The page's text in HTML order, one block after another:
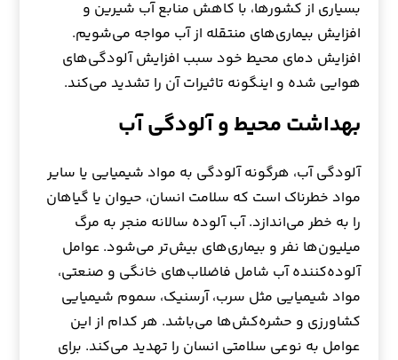
بسیاری از کشورها، با کاهش منابع آب شیرین و
افزایش بیماری‌های منتقله از آب مواجه می‌شویم.
افزایش دمای محیط خود سبب افزایش آلودگی‌های
هوایی شده و اینگونه تاثیرات آن را تشدید می‌کند.
بهداشت محیط و آلودگی آب
آلودگی آب، هرگونه آلودگی به مواد شیمیایی یا سایر
مواد خطرناک است که سلامت انسان، حیوان یا گیاهان
را به خطر می‌اندازد. آب آلوده سالانه منجر به مرگ
میلیون‌ها نفر و بیماری‌های‌ بیش‌تر می‌شود. عوامل
آلوده‌کننده آب شامل فاضلاب‌های خانگی و صنعتی،
مواد شیمیایی مثل سرب، آرسنیک، سموم شیمیایی
کشاورزی و حشره‌کش‌ها می‌باشد. هر کدام از این
عوامل به نوعی سلامتی انسان را تهدید می‌کند. برای